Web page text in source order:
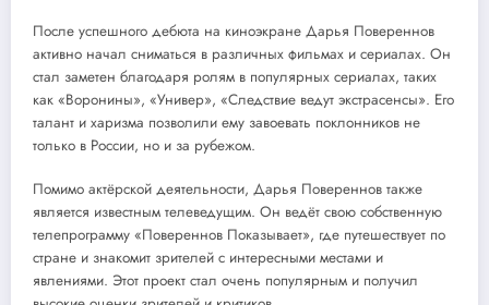
После успешного дебюта на киноэкране Дарья Повереннов
активно начал сниматься в различных фильмах и сериалах. Он
стал заметен благодаря ролям в популярных сериалах, таких
как «Воронины», «Универ», «Следствие ведут экстрасенсы». Его
талант и харизма позволили ему завоевать поклонников не
только в России, но и за рубежом.
Помимо актёрской деятельности, Дарья Повереннов также
является известным телеведущим. Он ведёт свою собственную
телепрограмму «Повереннов Показывает», где путешествует по
стране и знакомит зрителей с интересными местами и
явлениями. Этот проект стал очень популярным и получил